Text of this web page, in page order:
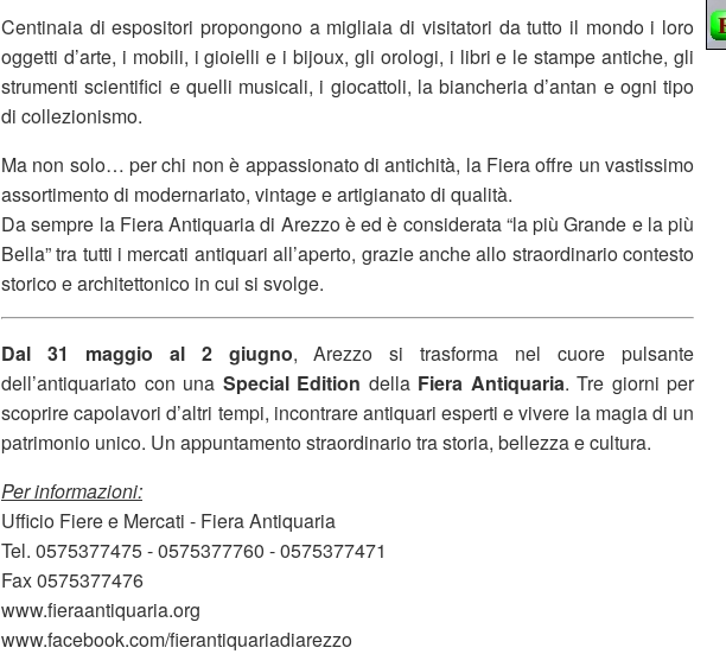
Centinaia di espositori propongono a migliaia di visitatori da tutto il mondo i loro
oggetti d’arte, i mobili, i gioielli e i bijoux, gli orologi, i libri e le stampe antiche, gli
strumenti scientifici e quelli musicali, i giocattoli, la biancheria d’antan e ogni tipo
di collezionismo.
Ma non solo… per chi non è appassionato di antichità, la Fiera offre un vastissimo
assortimento di modernariato, vintage e artigianato di qualità.
Da sempre la Fiera Antiquaria di Arezzo è ed è considerata “la più Grande e la più
Bella” tra tutti i mercati antiquari all’aperto, grazie anche allo straordinario contesto
storico e architettonico in cui si svolge.
Dal 31 maggio al 2 giugno, Arezzo si trasforma nel cuore pulsante
dell’antiquariato con una Special Edition della Fiera Antiquaria. Tre giorni per
scoprire capolavorid’altri tempi, incontrare antiquari esperti e vivere la magia di un
patrimonio unico. Un appuntamento straordinario tra storia, bellezza e cultura.
Per informazioni:
Ufficio Fiere e Mercati - Fiera Antiquaria
Tel. 0575377475 - 0575377760 - 0575377471
Fax 0575377476
www.fieraantiquaria.org
www.facebook.com/fierantiquariadiarezzo